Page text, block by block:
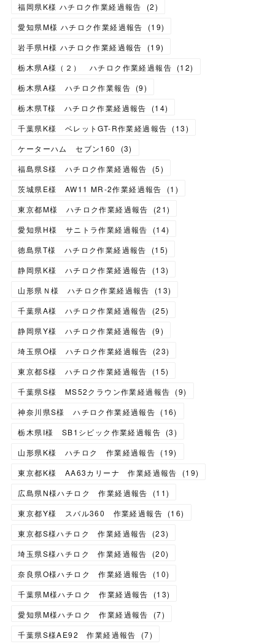
福岡県K様 ハチロク作業経過報告 (2)
愛知県M様 ハチロク作業経過報告
(19)
岩手県H様 ハチロク作業経過報告
(19)
栃木県A様（２） ハチロク作業経過報告 (12)
栃木県A様 ハチロク作業報告 (9)
栃木県T様 ハチロク作業経過報告
(14)
千葉県K様 ベレットGT-R作業経過報告 (13)
ケーターハム セブン160
(3)
福島県S様 ハチロク作業経過報告
(5)
茨城県E様 AW11 MR-2作業経過報告
(1 )
東京都M様 ハチロク作業経過報告
(21)
愛知県H様 サニトラ作業経過報告
(14)
徳島県T様 ハチロク作業経過報告
(15)
静岡県K様 ハチロク作業経過報告
(13)
山形県Ｎ様 ハチロク作業経過報告
(13)
千葉県A様 ハチロク作業経過報告
(25)
静岡県Y様 ハチロク作業経過報告
(9)
埼玉県O様 ハチロク作業経過報告
(23)
東京都S様 ハチロク作業経過報告
(15)
千葉県S様 MS52クラウン作業経過報告 (9)
神奈川県S様 ハチロク作業経過報告 (16)
栃木県I様 SB1シビック作業経過報告 (3)
山形県K様 ハチロク 作業経過報告 (19)
東京都K様 AA63カリーナ 作業経過報告
(19)
広島県N様ハチロク 作業経過報告
(11)
東京都Y様 スバル360 作業経過報告 (16)
東京都S様ハチロク 作業経過報告
(23)
埼玉県S様ハチロク 作業経過報告
(20)
奈良県O様ハチロク 作業経過報告
(10)
千葉県M様ハチロク 作業経過報告
(13)
愛知県M様ハチロク 作業経過報告
(7)
千葉県S様AE92 作業経過報告
(7)